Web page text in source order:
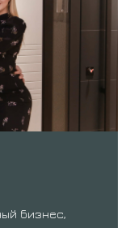
бизнес,